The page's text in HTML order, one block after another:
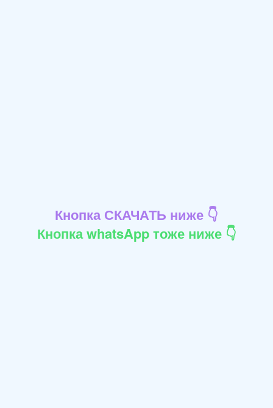
Кнопка СКАЧАТЬ ниже 👇
Кнопка whatsApp тоже ниже 👇